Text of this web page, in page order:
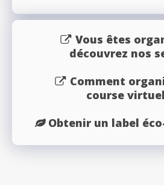
Vous êtes
découvrez nos
Comment
course
Obtenir un label